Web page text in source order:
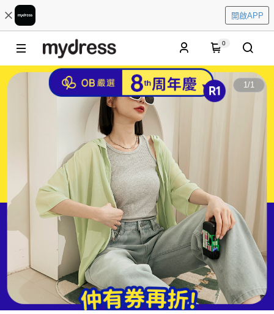
開啟APP
0
1/1